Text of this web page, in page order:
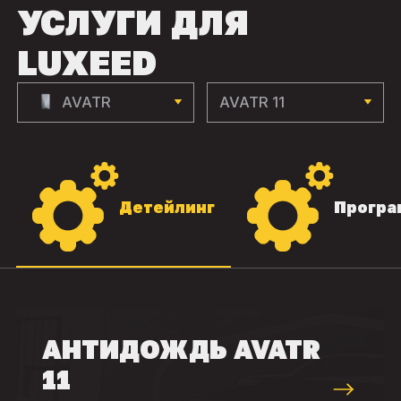
УСЛУГИ ДЛЯ
LUXEED
AVATR AVATR 11
Детейлинг
АНТИДОЖДЬ AVATR
11